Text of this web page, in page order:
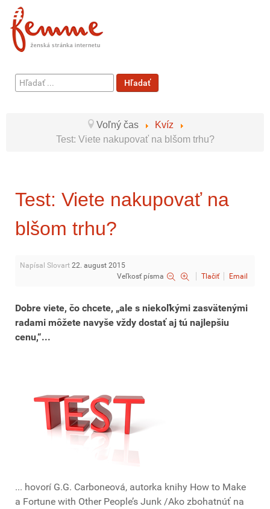
Hľadať
...
Hľadať
Voľný čas
Kvíz
Test: Viete nakupovať na blšom trhu?
Test: Viete nakupovať na
blšom trhu?
Napísal Slovart 22. august 2015
Veľkosť písma
Tlačiť Email
Dobre viete, čo chcete, „ale s niekoľkými zasvätenými
radami môžete navyše vždy dostať aj tú najlepšiu
cenu,“...
... hovorí G.G. Carboneová, autorka knihy How to Make
a Fortune with Other People’s Junk /Ako zbohatnúť na